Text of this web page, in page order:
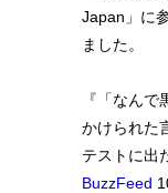
Japan」に
ました。
『「なん
かけられた
テストに出
BuzzFeed